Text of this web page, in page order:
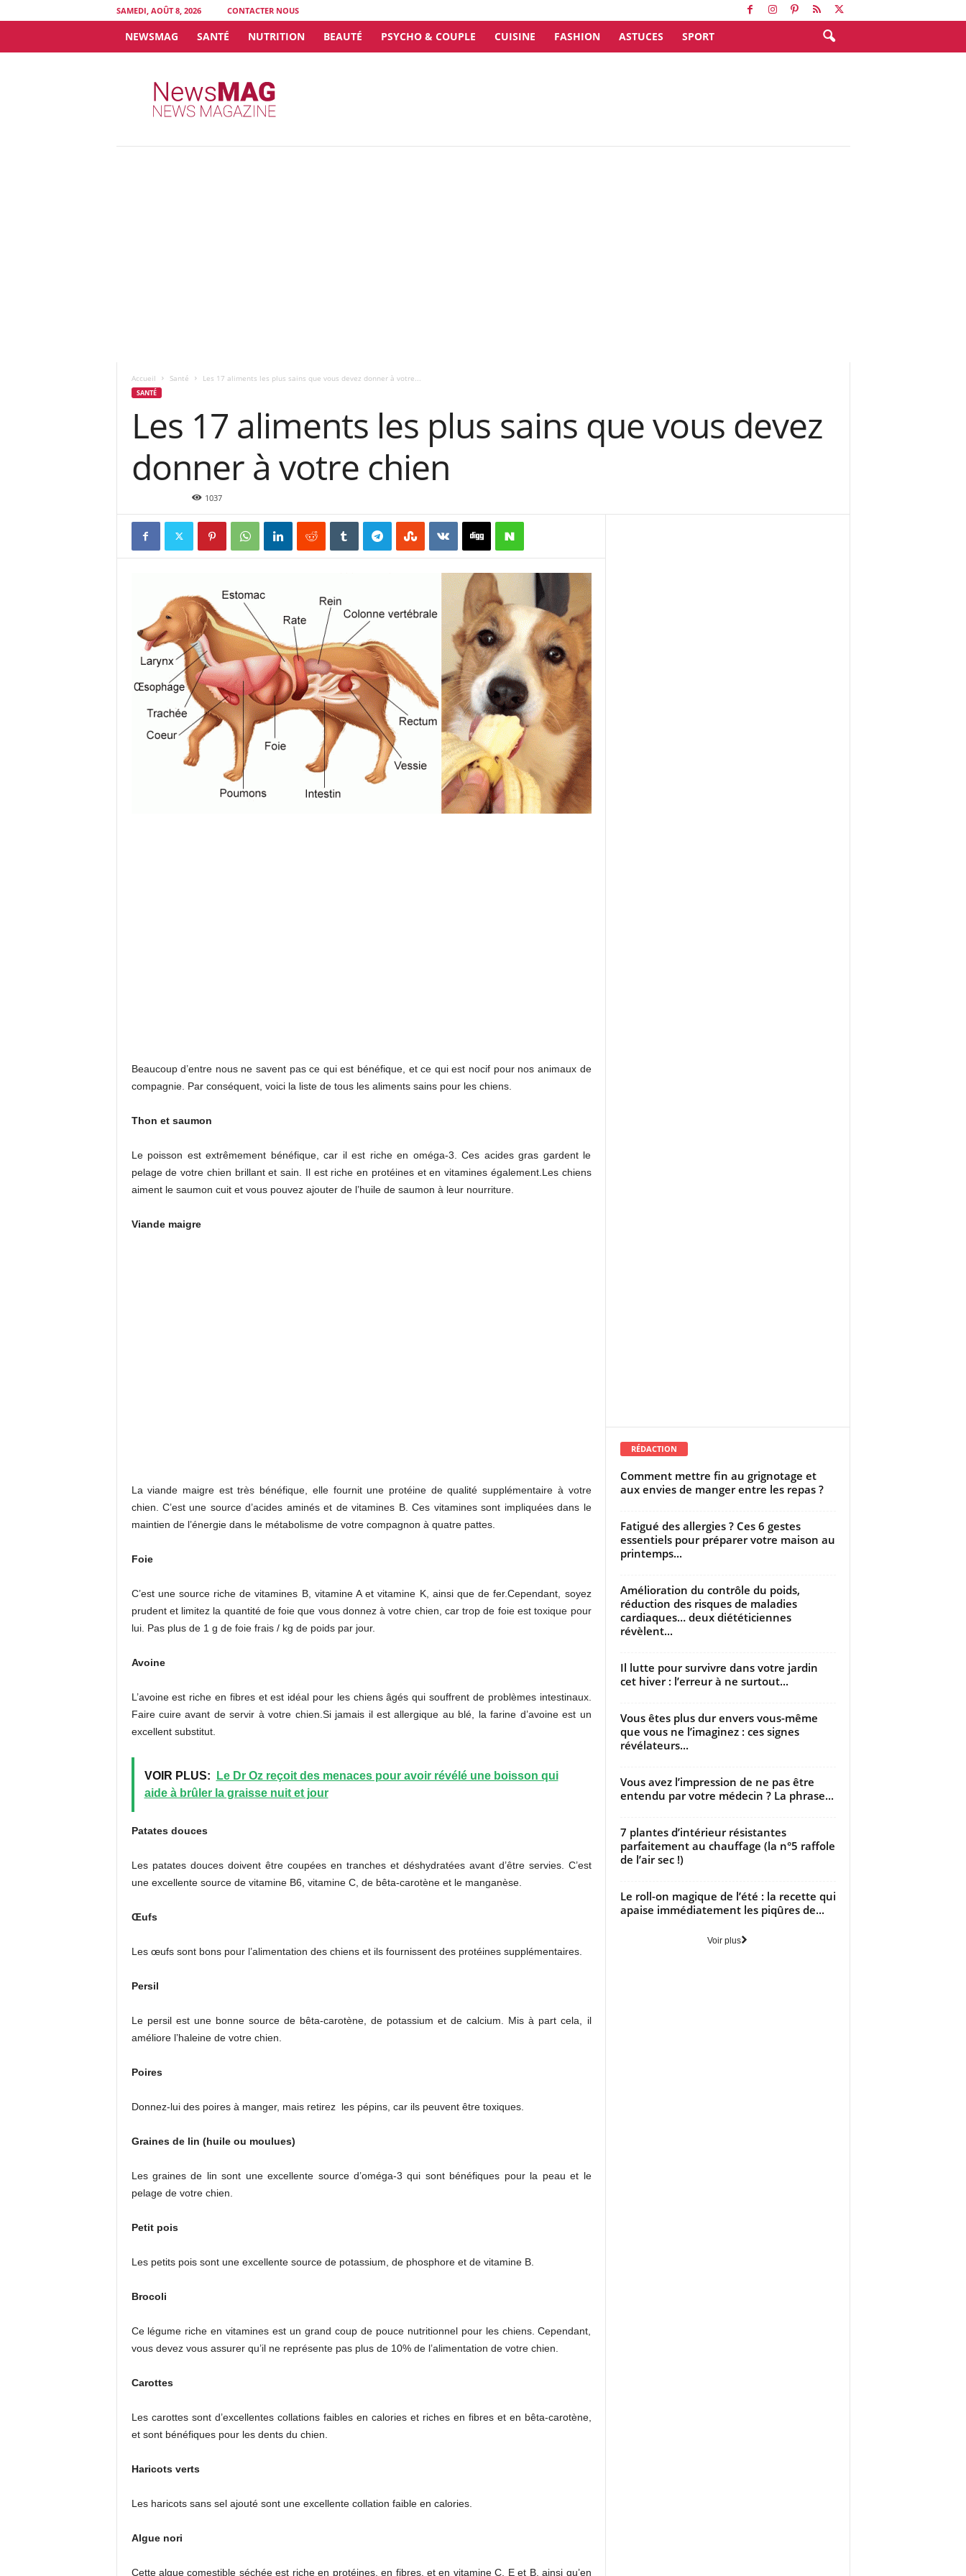
SAMEDI, AOÛT 8, 2026 CONTACTER NOUS
NEWSMAG SANTÉ NUTRITION BEAUTÉ PSYCHO & COUPLE CUISINE FASHION ASTUCES SPORT
Accueil Santé Les 17 aliments les plus sains que vous devez donner à votre...
SANTÉ
Les 17 aliments les plus sains que vous devez
donner à votre chien
1037
Beaucoup d’entre nous ne savent pas ce qui est bénéfique, et ce qui est nocif pour nos animaux de
compagnie. Par conséquent, voici la liste de tous les aliments sains pour les chiens.
Thon et saumon
Le poisson est extrêmement bénéfique, car il est riche en oméga-3. Ces acides gras gardent le
pelage de votre chien brillant et sain. Il est riche en protéines et en vitamines également.Les chiens
aiment le saumon cuit et vous pouvez ajouter de l’huile de saumon à leur nourriture.
Viande maigre
La viande maigre est très bénéfique, elle fournit une protéine de qualité supplémentaire à votre
chien. C’est une source d’acides aminés et de vitamines B. Ces vitamines sont impliquées dans le
maintien de l’énergie dans le métabolisme de votre compagnon à quatre pattes.
Foie
C’est une source riche de vitamines B, vitamine A et vitamine K, ainsi que de fer.Cependant, soyez
prudent et limitez la quantité de foie que vous donnez à votre chien, car trop de foie est toxique pour
lui. Pas plus de 1 g de foie frais / kg de poids par jour.
Avoine
L’avoine est riche en fibres et est idéal pour les chiens âgés qui souffrent de problèmes intestinaux.
Faire cuire avant de servir à votre chien.Si jamais il est allergique au blé, la farine d’avoine est un
excellent substitut.
VOIR PLUS:
Le Dr Oz reçoit des menaces pour avoir révélé une boisson qui
aide à brûler la graisse nuit et jour
Patates douces
Les patates douces doivent être coupées en tranches et déshydratées avant d’être servies. C’est
une excellente source de vitamine B6, vitamine C, de bêta-carotène et le manganèse.
Œufs
Les œufs sont bons pour l’alimentation des chiens et ils fournissent des protéines supplémentaires.
Persil
Le persil est une bonne source de bêta-carotène, de potassium et de calcium. Mis à part cela, il
améliore l’haleine de votre chien.
Poires
Donnez-lui des poires à manger, mais retirez les pépins, car ils peuvent être toxiques.
Graines de lin (huile ou moulues)
Les graines de lin sont une excellente source d’oméga-3 qui sont bénéfiques pour la peau et le
pelage de votre chien.
Petit pois
Les petits pois sont une excellente source de potassium, de phosphore et de vitamine B.
Brocoli
Ce légume riche en vitamines est un grand coup de pouce nutritionnel pour les chiens. Cependant,
vous devez vous assurer qu’il ne représente pas plus de 10% de l’alimentation de votre chien.
Carottes
Les carottes sont d’excellentes collations faibles en calories et riches en fibres et en bêta-carotène,
et sont bénéfiques pour les dents du chien.
Haricots verts
Les haricots sans sel ajouté sont une excellente collation faible en calories.
Algue nori
Cette algue comestible séchée est riche en protéines, en fibres, et en vitamine C, E et B, ainsi qu’en
RÉDACTION
Comment mettre fin au grignotage et
aux envies de manger entre les repas ?
Fatigué des allergies ? Ces 6 gestes
essentiels pour préparer votre maison au
printemps...
Amélioration du contrôle du poids,
réduction des risques de maladies
cardiaques… deux diététiciennes
révèlent...
Il lutte pour survivre dans votre jardin
cet hiver : l’erreur à ne surtout...
Vous êtes plus dur envers vous-même
que vous ne l’imaginez : ces signes
révélateurs...
Vous avez l’impression de ne pas être
entendu par votre médecin ? La phrase...
7 plantes d’intérieur résistantes
parfaitement au chauffage (la n°5 raffole
de l’air sec !)
Le roll-on magique de l’été : la recette qui
apaise immédiatement les piqûres de...
Voir plus